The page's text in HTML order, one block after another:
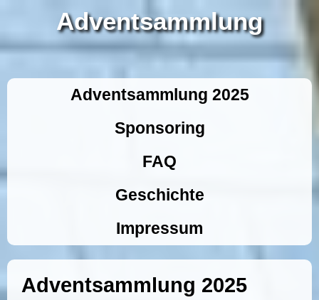
Adventsammlung
Adventsammlung 2025
Sponsoring
FAQ
Geschichte
Impressum
Adventsammlung 2025